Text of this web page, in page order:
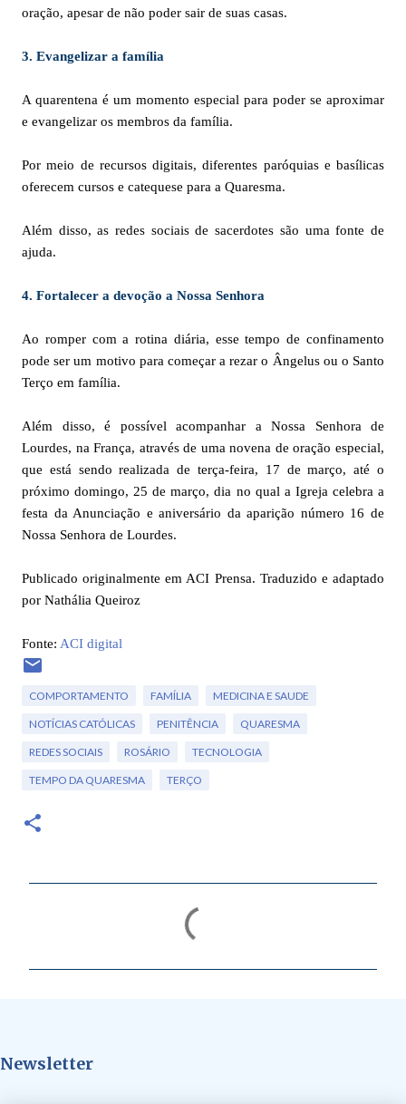
oração, apesar de não poder sair de suas casas.
3. Evangelizar a família
A quarentena é um momento especial para poder se aproximar
e evangelizar os membros da família.
Por meio de recursos digitais, diferentes paróquias e basílicas
oferecem cursos e catequese para a Quaresma.
Além disso, as redes sociais de sacerdotes são uma fonte de
ajuda.
4. Fortalecer a devoção a Nossa Senhora
Ao romper com a rotina diária, esse tempo de confinamento
pode ser um motivo para começar a rezar o Ângelus ou o Santo
Terço em família.
Além disso, é possível acompanhar a Nossa Senhora de
Lourdes, na França, através de uma novena de oração especial,
que está sendo realizada de terça-feira, 17 de março, até o
próximo domingo, 25 de março, dia no qual a Igreja celebra a
festa da Anunciação e aniversário da aparição número 16 de
Nossa Senhora de Lourdes.
Publicado originalmente em ACI Prensa. Traduzido e adaptado
por Nathália Queiroz
Fonte: ACI digital
COMPORTAMENTO FAMÍLIA MEDICINA E SAUDE
NOTÍCIAS CATÓLICAS PENITÊNCIA QUARESMA
REDES SOCIAIS ROSÁRIO TECNOLOGIA
TEMPO DA QUARESMA TERÇO
á
Newsletter